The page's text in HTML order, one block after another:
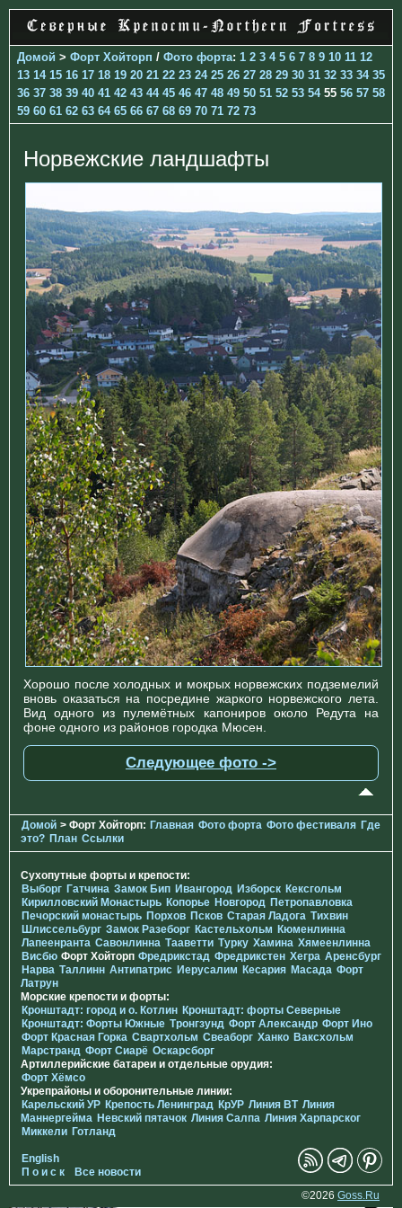
Домой > Форт Хойторп / Фото форта: 1 2 3 4 5 6 7 8 9 10 11 12
13 14 15 16 17 18 19 20 21 22 23 24 25 26 27 28 29 30 31 32 33 34 35
36 37 38 39 40 41 42 43 44 45 46 47 48 49 50 51 52 53 5455 56 57 58
59 60 61 62 63 64 65 66 67 68 69 70 71 72 73
Норвежские ландшафты
Хорошо после холодных и мокрых норвежских подземелий
вновь оказаться на посредине жаркого норвежского лета.
Вид одного из пулемётных капониров около Редута на
фоне одного из районов городка Мюсен.
Следующее фото ->
Домой > Форт Хойторп: Главная Фото форта Фото фестиваля Где
это? План Ссылки
Сухопутные форты и крепости:
Выборг Гатчина Замок Бип Ивангород Изборск Кексгольм
Кирилловский Монастырь Копорье Новгород Петропавловка
Печорcкий монастырь Порхов Псков Старая Ладога Тихвин
Шлиссельбург Замок Разеборг Кастельхольм Кюменлинна
Лапеенранта Савонлинна Тааветти Турку Хамина Хямеенлинна
Висбю Форт Хойторп Фредрикстад Фредрикстен Хегра Аренсбург
Нарва Таллинн Антипатрис Иерусалим Кесария Масада Форт
Латрун
Морские крепости и форты:
Кронштадт: город и о. Котлин Кронштадт: форты Северные
Кронштадт: Форты Южные Тронгзунд Форт Александр Форт Ино
Форт Красная Горка Свартхольм Свеаборг Ханко Ваксхольм
Марстранд Форт Сиарё Оскарсборг
Артиллерийские батареи и отдельные орудия:
Форт Хёмсо
Укрепрайоны и оборонительные линии:
Карельский УР Крепость Ленинград КрУР Линия ВТ Линия
Маннергейма Невский пятачок Линия Салпа Линия Харпарског
Миккели Готланд
English
П о и с к
Все новости
©2026 Goss.Ru